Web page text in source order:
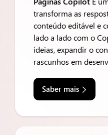
transforma as
conteúdo editável e
lado a lado com o
ideias, expandir o
rascunhos em
Saber mais